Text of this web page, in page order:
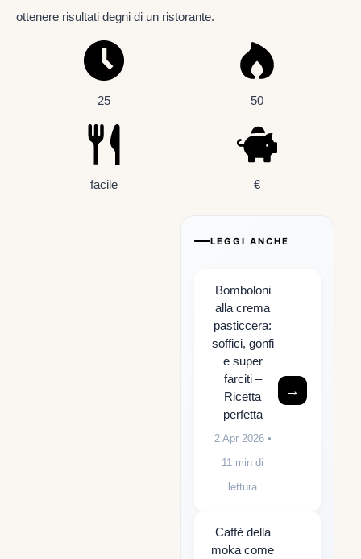
ottenere risultati degni di un ristorante.
25 50
facile €
LEGGI ANCHE
Bomboloni
alla crema
pasticcera:
soffici, gonfi
e super
farciti –
Ricetta
perfetta
2 Apr 2026•
11 min di
lettura
→
Caffè della
moka come